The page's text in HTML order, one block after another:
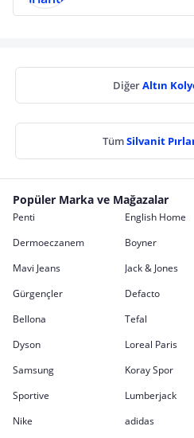
DiğerAltın
TümSilvanit
Popüler Marka ve Mağazalar
Penti English Home
Dermoeczanem
Boyner
Mavi Jeans
Jack & Jones
Gürgençler
Defacto
Bellona
Tefal
Dyson
Loreal Paris
Samsung
Koray Spor
Sportive
Lumberjack
Nike
adidas